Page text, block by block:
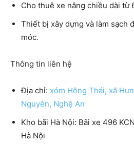
Cho thuê xe nâng chiều dài từ
Thiết bị xây dựng và làm sạch
móc.
Thông tin liên hệ
Địa chỉ: xóm Hông Thái, xã
Nguyên, Nghệ An
Kho bãi Hà Nội: Bãi xe 496
Hà Nội